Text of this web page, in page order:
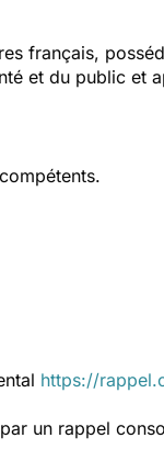
français,
et du public et
https://
un rappel